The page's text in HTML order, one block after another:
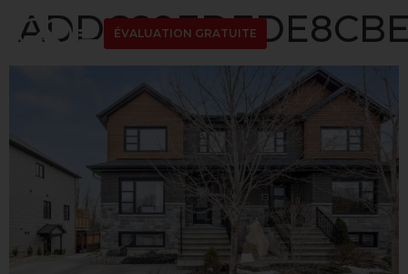
ÉVALUATION GRATUITE